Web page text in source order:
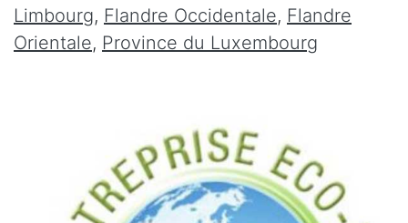
Limbourg, Flandre Occidentale, Flandre
Orientale, Province du Luxembourg